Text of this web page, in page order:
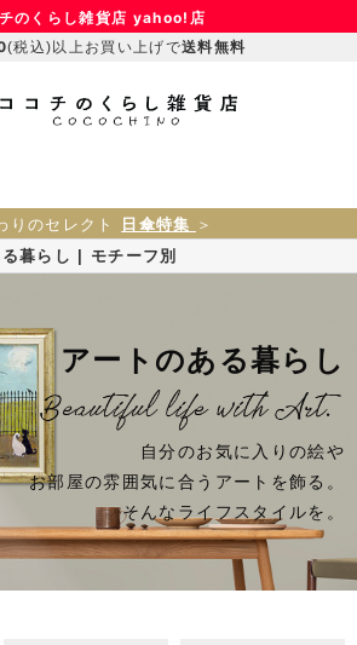
のくらし雑貨店 yahoo!店
(税込)以上お買い上げで送料無料
りのセレクト 日傘特集 ＞
暮らし | モチーフ別
アートのある暮らし
自分のお気に入りの絵や
お部屋の雰囲気に合うアートを飾る。
そんなライフスタイルを。